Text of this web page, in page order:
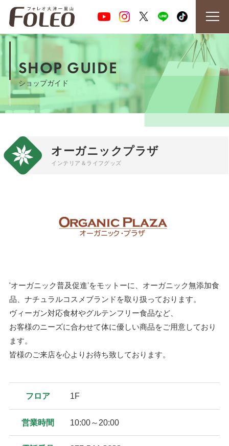
SHOP GUIDE
ショップガイド
オーガニックプラザ
インテリア＆ライフグッズ
'オーガニック普及促進ʼをモットーに、オーガニック無添加食
品、ナチュラルコスメブランドを取り扱っております。
ヴィーガン対応食材やグルテンフリー食品など、
お客様のニーズに合わせて体に優しい商品をご用意しており
ます。
皆様のご来店を心よりお待ち致しております。
フロア 1F
営業時間 10:00～20:00